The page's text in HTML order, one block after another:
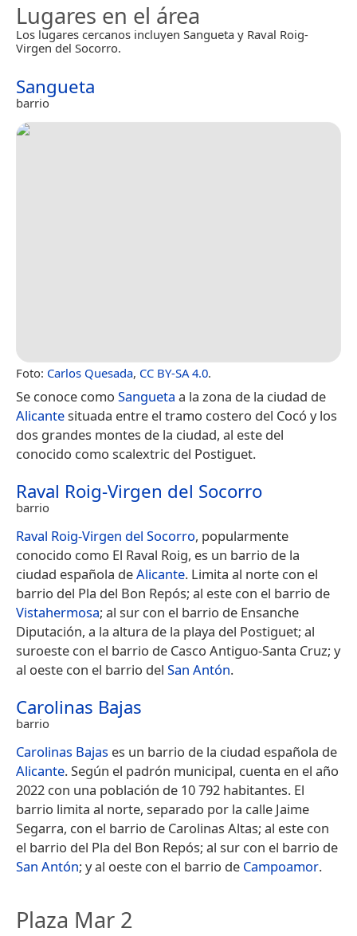
Lugares en el área
Los lugares cercanos incluyen Sangueta y Raval Roig-
Virgen del Socorro.
Sangueta
barrio
Foto: Carlos Quesada, CC BY-SA 4.0.
Se conoce como Sangueta a la zona de la ciudad de
Alicantesituada entre el tramo costero del Cocó y los
dos grandes montes de la ciudad, al este del
conocido como scalextric del Postiguet.
Raval Roig-Virgen del Socorro
barrio
Raval Roig-Virgen del Socorro, popularmente
conocido como El Raval Roig, es un barrio de la
ciudad española deAlicante. Limita al norte con el
barrio del Pla del Bon Repós; al este con el barrio de
Vistahermosa; al sur con el barrio de Ensanche
Diputación, a la altura de la playa del Postiguet; al
suroeste con el barrio de Casco Antiguo-Santa Cruz; y
al oeste con el barrio del San Antón.
Carolinas Bajas
barrio
Carolinas Bajas es un barrio de la ciudad española de
Alicante. Según el padrón municipal, cuenta en el año
2022 con una población de 10 792 habitantes.​ El
barrio limita al norte, separado por la calle Jaime
Segarra, con el barrio de Carolinas Altas; al este con
el barrio del Pla del Bon Repós; al sur con el barrio de
San Antón; y al oeste con el barrio de Campoamor.
Plaza Mar 2